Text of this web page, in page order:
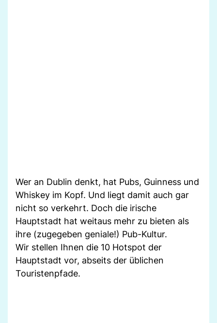
Wer an Dublin denkt, hat Pubs, Guinness und
Whiskey im Kopf. Und liegt damit auch gar
nicht so verkehrt. Doch die irische
Hauptstadt hat weitaus mehr zu bieten als
ihre (zugegeben geniale!) Pub-Kultur.
Wir stellen Ihnen die 10 Hotspot der
Hauptstadt vor, abseits der üblichen
Touristenpfade.